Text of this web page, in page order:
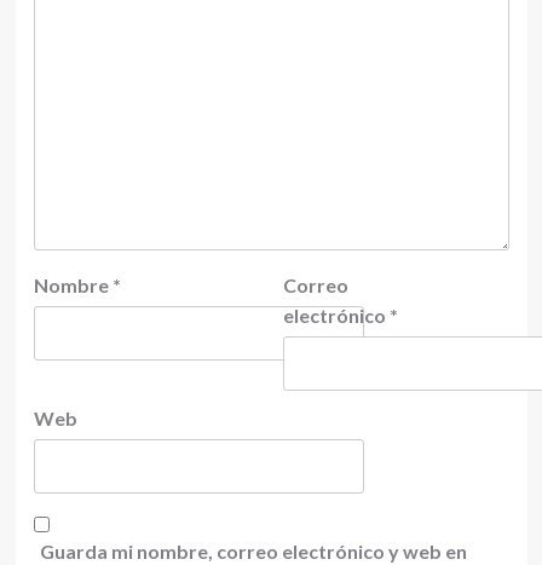
Nombre *
Correo
electrónico *
Web
Guarda mi nombre, correo electrónico y web en